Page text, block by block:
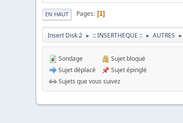
EN HAUT Pages 1
Insert Disk 2 ► :: INSERTHEQUE :: ► AUTRES ►
Sondage
Sujet déplacé
Sujet bloqué
Sujet épinglé
Sujets que vous suivez